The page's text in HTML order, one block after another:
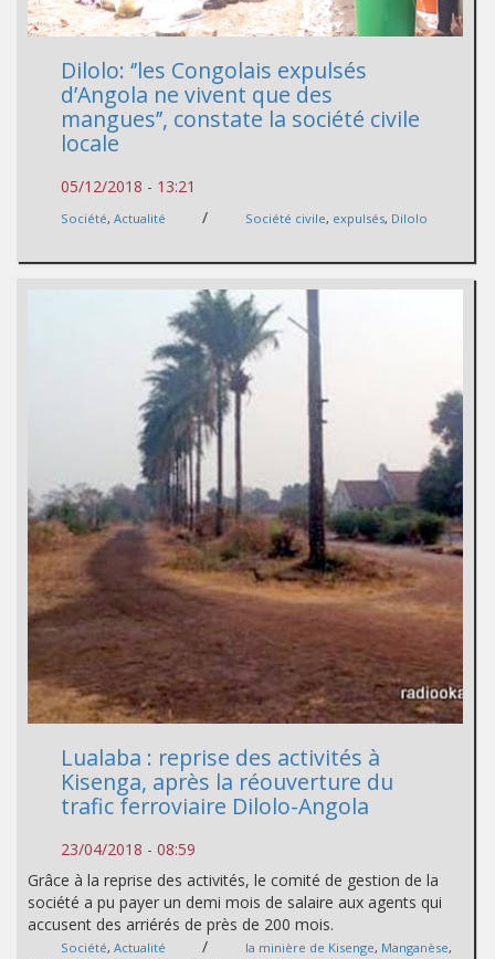
Dilolo: ‘’les Congolais expulsés
d’Angola ne vivent que des
mangues’’, constate la société civile
locale
05/12/2018 - 13:21
Société, Actualité / Société civile, expulsés, Dilolo
Lualaba : reprise des activités à
Kisenga, après la réouverture du
trafic ferroviaire Dilolo-Angola
23/04/2018 - 08:59
Grâce à la reprise des activités, le comité de gestion de la
société a pu payer un demi mois de salaire aux agents qui
accusent des arriérés de près de 200 mois.
Société, Actualité / la minière de Kisenge, Manganèse,